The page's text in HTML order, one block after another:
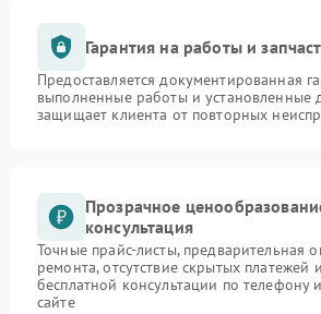
Гарантия на работы и
Предоставляется документированная
выполненные работы и установленные
защищает клиента от повторных
Прозрачное
консультация
Точные прайс-листы, предварительная
ремонта, отсутствие скрытых платежей
бесплатной консультации по телефону
сайте